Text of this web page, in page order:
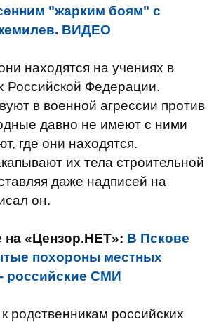
"жарким боям" с
ВИДЕО
находятся на учениях в
Российской Федерации.
в военной агрессии против
давно не имеют с ними
где они находятся.
их тела строительной
даже надписей на
он.
на «Цензор.НЕТ»: В Пскове
похороны местных
российские СМИ
родственникам российских